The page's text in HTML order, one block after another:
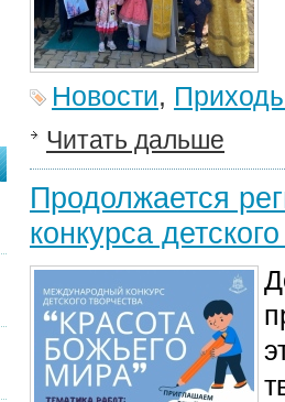
Новости,
Читать дальше
Продолжается
конкурса